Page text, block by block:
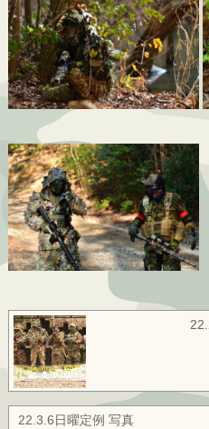
22.3.6日曜定例 写真